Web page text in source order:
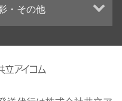
イン
・その他